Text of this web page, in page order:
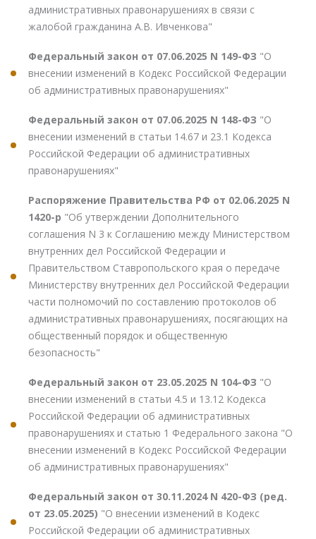
административных правонарушениях в связи с
жалобой гражданина А.В. Ивченкова"
Федеральный закон от 07.06.2025 N 149-ФЗ "О
внесении изменений в Кодекс Российской Федерации
об административных правонарушениях"
Федеральный закон от 07.06.2025 N 148-ФЗ "О
внесении изменений в статьи 14.67 и 23.1 Кодекса
Российской Федерации об административных
правонарушениях"
Распоряжение Правительства РФ от 02.06.2025 N
1420-р "Об утверждении Дополнительного
соглашения N 3 к Соглашению между Министерством
внутренних дел Российской Федерации и
Правительством Ставропольского края о передаче
Министерству внутренних дел Российской Федерации
части полномочий по составлению протоколов об
административных правонарушениях, посягающих на
общественный порядок и общественную
безопасность"
Федеральный закон от 23.05.2025 N 104-ФЗ "О
внесении изменений в статьи 4.5 и 13.12 Кодекса
Российской Федерации об административных
правонарушениях и статью 1 Федерального закона "О
внесении изменений в Кодекс Российской Федерации
об административных правонарушениях"
Федеральный закон от 30.11.2024 N 420-ФЗ (ред.
от 23.05.2025) "О внесении изменений в Кодекс
Российской Федерации об административных